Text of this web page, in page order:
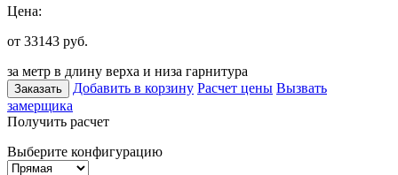
Цена:
от 33143 руб.
за метр в длину верха и низа гарнитура
Заказать Добавить в корзину Расчет цены Вызвать
замерщика
Получить расчет
Выберите конфигурацию